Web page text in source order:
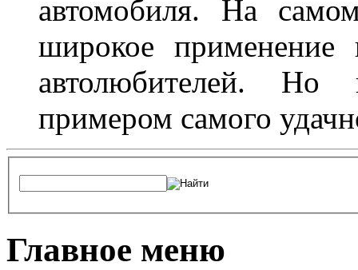
автомобиля. На
широкое
автолюбителей. Но
примером самого
Главное меню